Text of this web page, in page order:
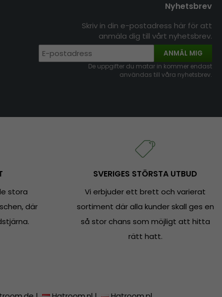
Nyhetsbrev
Skriv in din e-postadress här för att
anmäla dig till vårt nyhetsbrev.
ANMÄL MIG
De uppgifter du matar in kommer endast
användas till våra nyhetsbrev.
stora
där
SVERIGES STÖRSTA UTBUD
Vi erbjuder ett brett och varierat
sortiment där alla kunder skall ges en
så stor chans som möjligt att hitta
rätt hatt.